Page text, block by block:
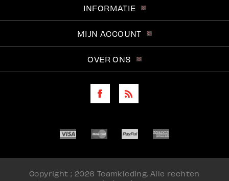
INFORMATIE
MIJN ACCOUNT
OVER ONS
Copyright ; 2026 Teamkleding. Alle rechten